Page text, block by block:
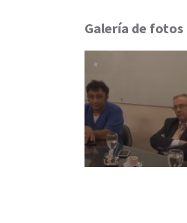
Galería de fotos